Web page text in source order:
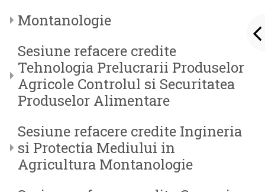
Montanologie
Sesiune refacere credite
Tehnologia Prelucrarii Produselor
Agricole Controlul si Securitatea
Produselor Alimentare
Sesiune refacere credite Ingineria
si Protectia Mediului in
Agricultura Montanologie